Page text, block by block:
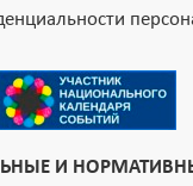
И